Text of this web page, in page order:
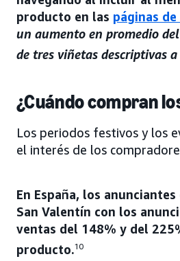
producto en las páginas
un aumento en promedio
de tres viñetas descriptivas
¿Cuándo compran
Los periodos festivos y los
el interés de los
En España, los
San Valentín con los
ventas del 148% y del
producto.10